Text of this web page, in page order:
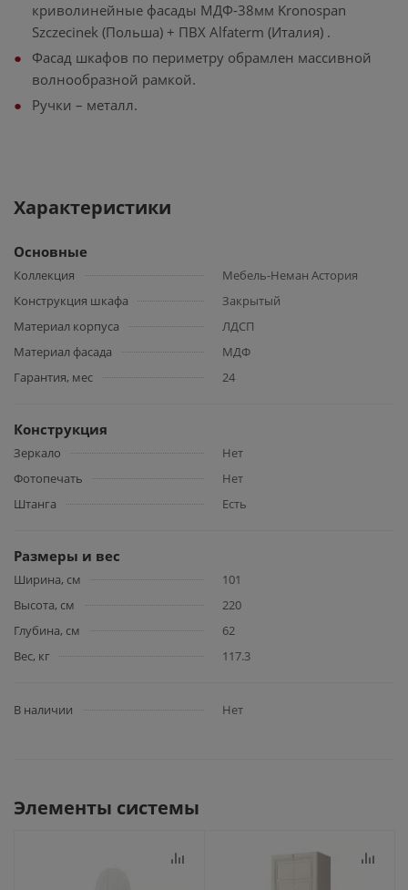
криволинейные фасады МДФ-38мм Kronospan
Szczecinek (Польша) + ПВХ Alfaterm (Италия) .
Фасад шкафов по периметру обрамлен массивной
волнообразной рамкой.
Ручки – металл.
Характеристики
Основные
Коллекция
Мебель-Неман Астория
Конструкция шкафа
Закрытый
Материал корпуса
ЛДСП
Материал фасада
МДФ
Гарантия, мес
24
Конструкция
Зеркало
Нет
Фотопечать
Нет
Штанга
Есть
Размеры и вес
Ширина, см
101
Высота, см
220
Глубина, см
62
Вес, кг
117.3
В наличии Нет
Элементы системы